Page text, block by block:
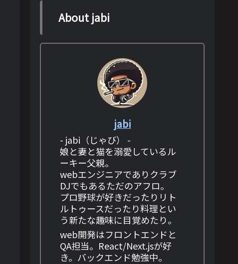
About jabi
jabi
- jabi（じゃび） -
娘と妻と猫を溺愛しているル
ーキー父親。
webエンジニアでありクラブ
DJでもあるただのアフロ。
プロ野球が好きだったりリト
ルトゥースだったり料理とい
う新たな趣味に目覚めたり。
web開発はフロントエンドと
QA担当。React/Next.jsが好
き。バックエンド勉強中。